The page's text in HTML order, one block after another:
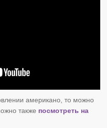
американо, то можно
также посмотреть на